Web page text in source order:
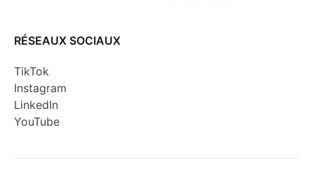
RÉSEAUX SOCIAUX
TikTok
Instagram
LinkedIn
YouTube